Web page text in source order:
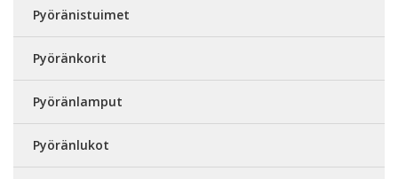
Pyöränistuimet
Pyöränkorit
Pyöränlamput
Pyöränlukot